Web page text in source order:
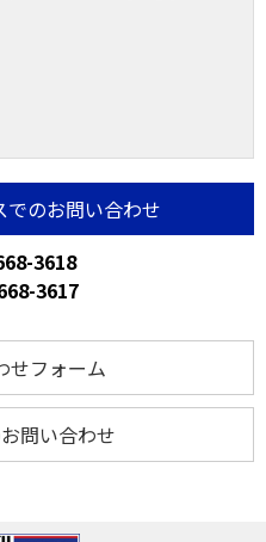
のお問い合わせ
3618
3617
せフォーム
問い合わせ